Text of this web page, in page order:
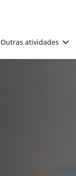
Outras atividades